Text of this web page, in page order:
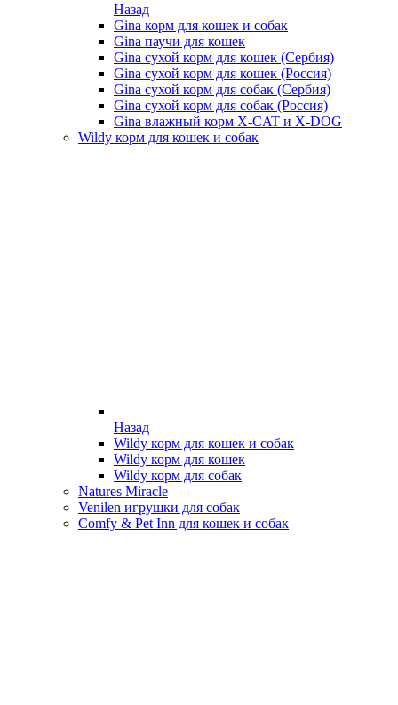
Назад
Gina корм для кошек и собак
Gina паучи для кошек
Gina сухой корм для кошек (Сербия)
Gina сухой корм для кошек (Россия)
Gina сухой корм для собак (Сербия)
Gina сухой корм для собак (Россия)
Gina влажный корм X-CAT и X-DOG
Wildy корм для кошек и собак
Назад
Wildy корм для кошек и собак
Wildy корм для кошек
Wildy корм для собак
Natures Miracle
Venilen игрушки для собак
Comfy & Pet Inn для кошек и собак